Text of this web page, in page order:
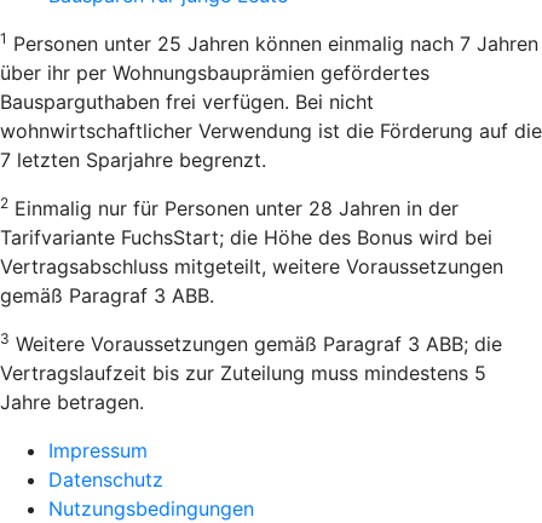
1 Personen unter 25 Jahren können einmalig nach 7 Jahren
über ihr per Wohnungsbauprämien gefördertes
Bausparguthaben frei verfügen. Bei nicht
wohnwirtschaftlicher Verwendung ist die Förderung auf die
7 letzten Sparjahre begrenzt.
2 Einmalig nur für Personen unter 28 Jahren in der
Tarifvariante FuchsStart; die Höhe des Bonus wird bei
Vertragsabschluss mitgeteilt, weitere Voraussetzungen
gemäß Paragraf 3 ABB.
3 Weitere Voraussetzungen gemäß Paragraf 3 ABB; die
Vertragslaufzeit bis zur Zuteilung muss mindestens 5
Jahre betragen.
Impressum
Datenschutz
Nutzungsbedingungen